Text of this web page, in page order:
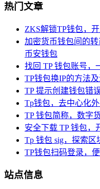
热门文章
ZKS解锁TP钱包，
加密货币钱包间的
币安钱包
找回 TP 钱包账号，
TP钱包换IP的方法
TP 提示创建钱包错
Tp钱包，去中心化
TP 钱包简称，数字
安全下载 TP 钱包，
Tp 钱包 sig，探索区
TP钱包扫码登录，
站点信息